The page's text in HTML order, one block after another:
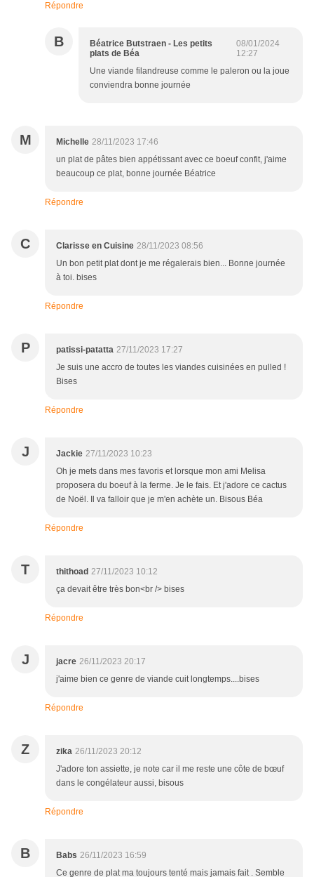
Répondre
B
Béatrice Butstraen - Les petits
plats de Béa
08/01/2024
12:27
Une viande filandreuse comme le paleron ou la joue
conviendra bonne journée
M Michelle 28/11/2023 17:46
un plat de pâtes bien appétissant avec ce boeuf confit, j'aime
beaucoup ce plat, bonne journée Béatrice
Répondre
C Clarisse en Cuisine 28/11/2023 08:56
Un bon petit plat dont je me régalerais bien... Bonne journée
à toi. bises
Répondre
P patissi-patatta 27/11/2023 17:27
Je suis une accro de toutes les viandes cuisinées en pulled !
Bises
Répondre
J Jackie 27/11/2023 10:23
Oh je mets dans mes favoris et lorsque mon ami Melisa
proposera du boeuf à la ferme. Je le fais. Et j'adore ce cactus
de Noël. Il va falloir que je m'en achète un. Bisous Béa
Répondre
T thithoad 27/11/2023 10:12
ça devait être très bon<br /> bises
Répondre
J jacre 26/11/2023 20:17
j'aime bien ce genre de viande cuit longtemps....bises
Répondre
Z zika 26/11/2023 20:12
J'adore ton assiette, je note car il me reste une côte de bœuf
dans le congélateur aussi, bisous
Répondre
B Babs 26/11/2023 16:59
Ce genre de plat ma toujours tenté mais jamais fait . Semble